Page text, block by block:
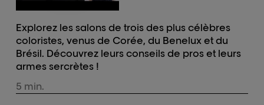
Explorez les salons de trois des plus célèbres
coloristes, venus de Corée, du Benelux et du
Brésil. Découvrez leurs conseils de pros et leurs
armes sercrètes !
5 min.